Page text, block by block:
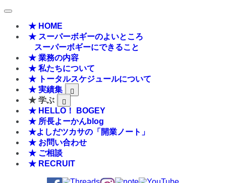
★ HOME
★ スーパーボギーのよいところ
スーパーボギーにできること
★ 業務の内容
★ 私たちについて
★ トータルスケジュールについて
★ 実績集
★ 学ぶ
★ HELLO！ BOGEY
★ 所長よーかんblog
★よしだツカサの「開業ノート」
★ お問い合わせ
★ ご相談
★ RECRUIT